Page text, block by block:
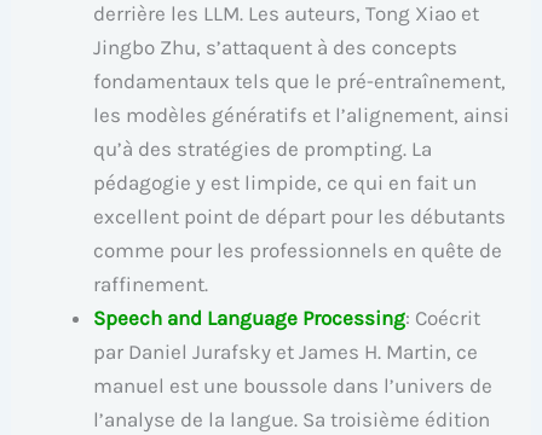
derrière les LLM. Les auteurs, Tong Xiao et
Jingbo Zhu, s’attaquent à des concepts
fondamentaux tels que le pré-entraînement,
les modèles génératifs et l’alignement, ainsi
qu’à des stratégies de prompting. La
pédagogie y est limpide, ce qui en fait un
excellent point de départ pour les débutants
comme pour les professionnels en quête de
raffinement.
Speech and Language Processing: Coécrit
par Daniel Jurafsky et James H. Martin, ce
manuel est une boussole dans l’univers de
l’analyse de la langue. Sa troisième édition